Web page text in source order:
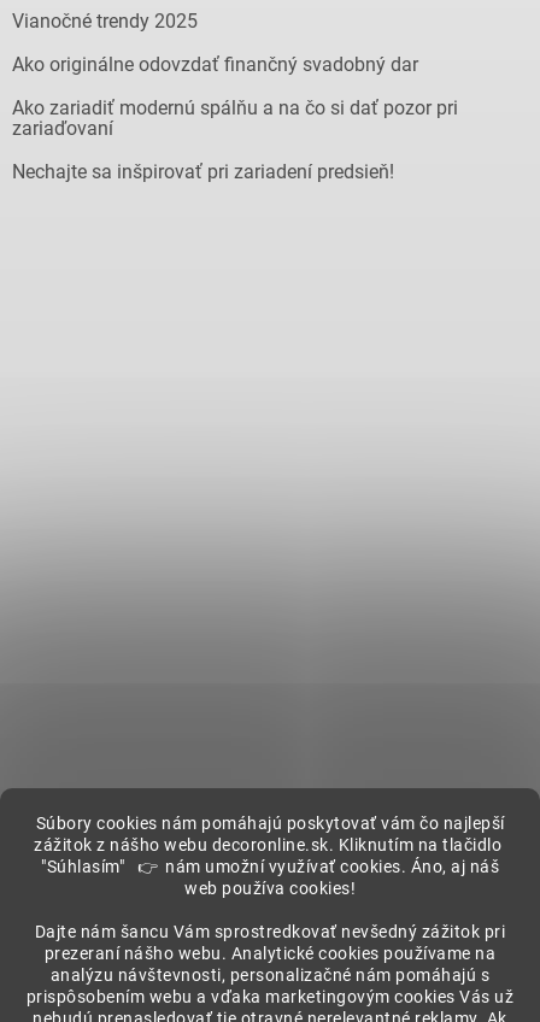
Súbory cookies nám pomáhajú poskytovať vám čo najlepší
zážitok z nášho webu decoronline.sk. Kliknutím na tlačidlo
"Súhlasím" 👉 nám umožní využívať cookies. Áno, aj náš
web používa cookies!
Dajte nám šancu Vám sprostredkovať nevšedný zážitok pri
prezeraní nášho webu. Analytické cookies používame na
analýzu návštevnosti, personalizačné nám pomáhajú s
prispôsobením webu a vďaka marketingovým cookies Vás už
Vianočné trendy 2025
Ako originálne odovzdať finančný svadobný dar
Ako zariadiť modernú spálňu a na čo si dať pozor pri
zariaďovaní
Nechajte sa inšpirovať pri zariadení predsieň!
Showroom